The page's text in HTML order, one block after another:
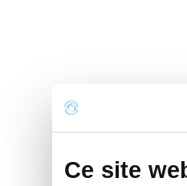
Ce site